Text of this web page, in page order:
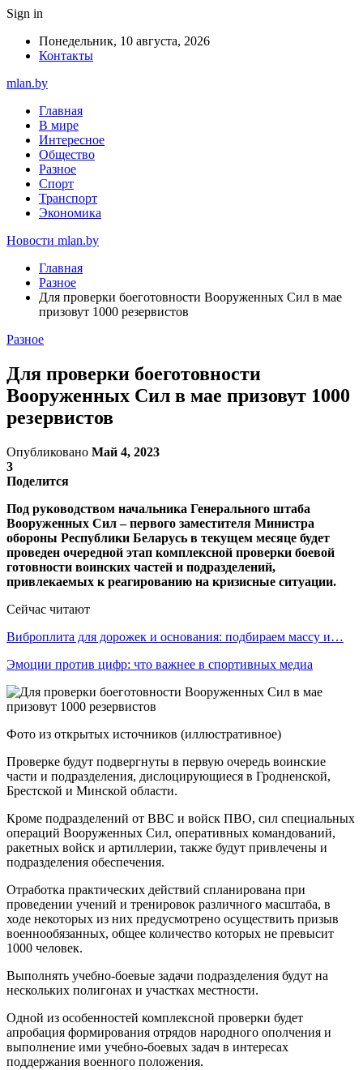
Sign in
Понедельник, 10 августа, 2026
Контакты
mlan.by
Главная
В мире
Интересное
Общество
Разное
Спорт
Транспорт
Экономика
Новости mlan.by
Главная
Разное
Для проверки боеготовности Вооруженных Сил в мае
призовут 1000 резервистов
Разное
Для проверки боеготовности
Вооруженных Сил в мае призовут 1000
резервистов
Опубликовано Май 4, 2023
3
Поделится
Под руководством начальника Генерального штаба
Вооруженных Сил – первого заместителя Министра
обороны Республики Беларусь в текущем месяце будет
проведен очередной этап комплексной проверки боевой
готовности воинских частей и подразделений,
привлекаемых к реагированию на кризисные ситуации.
Сейчас читают
Виброплита для дорожек и основания: подбираем массу и…
Эмоции против цифр: что важнее в спортивных медиа
Фото из открытых источников (иллюстративное)
Проверке будут подвергнуты в первую очередь воинские
части и подразделения, дислоцирующиеся в Гродненской,
Брестской и Минской области.
Кроме подразделений от ВВС и войск ПВО, сил специальных
операций Вооруженных Сил, оперативных командований,
ракетных войск и артиллерии, также будут привлечены и
подразделения обеспечения.
Отработка практических действий спланирована при
проведении учений и тренировок различного масштаба, в
ходе некоторых из них предусмотрено осуществить призыв
военнообязанных, общее количество которых не превысит
1000 человек.
Выполнять учебно-боевые задачи подразделения будут на
нескольких полигонах и участках местности.
Одной из особенностей комплексной проверки будет
апробация формирования отрядов народного ополчения и
выполнение ими учебно-боевых задач в интересах
поддержания военного положения.